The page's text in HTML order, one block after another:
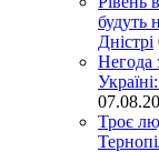
будуть
Дністрі
Негода
Троє